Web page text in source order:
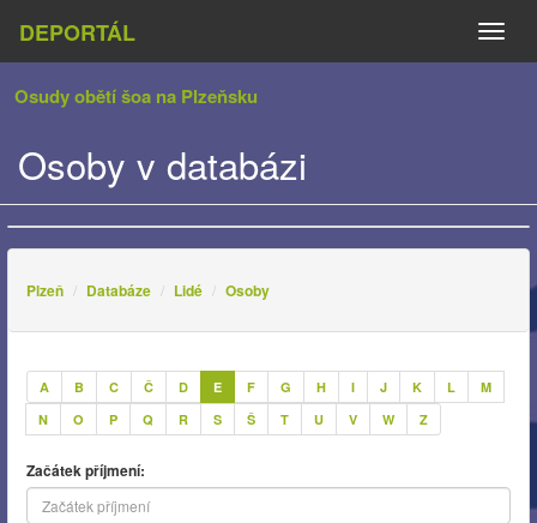
DEPORTÁL
Osudy obětí šoa na Plzeňsku
Osoby v databázi
Plzeň Databáze Lidé Osoby
A B C Č D E F G H I J K L
M
N
O P Q R S Š T U V W Z
Začátek příjmení: